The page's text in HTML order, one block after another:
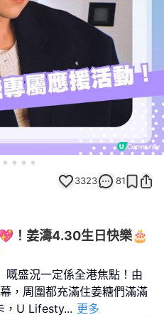
3323 81
！姜濤4.30生日快樂🎂
盛況一定係全港焦點！由
，周圍都充滿住姜糖們滿滿
，U Lifesty... 更多